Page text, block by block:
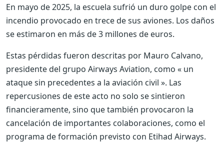
En mayo de 2025, la escuela sufrió un duro golpe con el
incendio provocado en trece de sus aviones. Los daños
se estimaron en más de 3 millones de euros.
Estas pérdidas fueron descritas por Mauro Calvano,
presidente del grupo Airways Aviation, como « un
ataque sin precedentes a la aviación civil ». Las
repercusiones de este acto no solo se sintieron
financieramente, sino que también provocaron la
cancelación de importantes colaboraciones, como el
programa de formación previsto con Etihad Airways.